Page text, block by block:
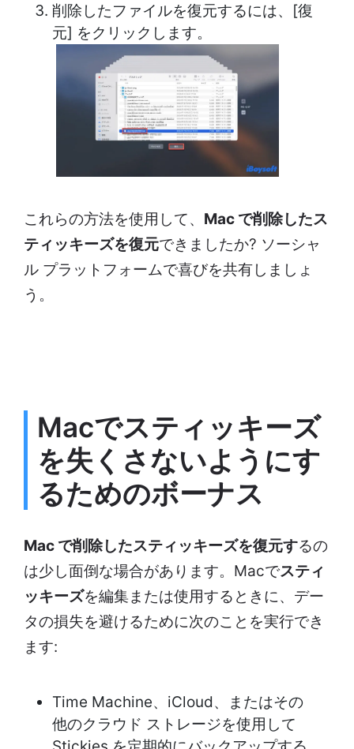
削除したファイルを復元するには、[復
元] をクリックします。
これらの方法を使用して、 Mac で削除したス
ティッキーズを復元できましたか? ソーシャ
ル プラットフォームで喜びを共有しましょ
う。
Macでスティッキーズ
を失くさないようにす
るためのボーナス
Mac で削除したスティッキーズを復元するの
は少し面倒な場合があります。Macでスティ
ッキーズを編集または使用するときに、デー
タの損失を避けるために次のことを実行でき
ます:
Time Machine、iCloud、またはその
他のクラウド ストレージを使用して